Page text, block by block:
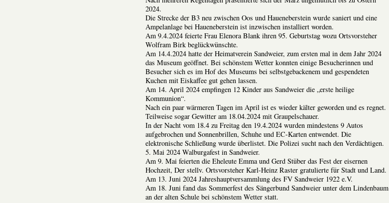
2024.
Die Strecke der B3 neu zwischen Oos und Haueneberstein wurde saniert und eine
Ampelanlage bei Haueneberstein ist inzwischen installiert worden.
Am 9.4.2024 feierte Frau Elenora Blank ihren 95. Geburtstag wozu Ortsvorsteher
Wolfram Birk beglückwünschte.
Am 14.4.2024 hatte der Heimatverein Sandweier, zum ersten mal in dem Jahr 2024
das Museum geöffnet. Bei schönstem Wetter konnten einige Besucherinnen und
Besucher sich es im Hof des Museums bei selbstgebackenem und gespendeten
Kuchen mit Eiskaffee gut gehen lassen.
Am 14. April 2024 empfingen 12 Kinder aus Sandweier die „erste heilige
Kommunion“.
Nach ein paar wärmeren Tagen im April ist es wieder kälter geworden und es regnet.
Teilweise sogar Gewitter am 18.04.2024 mit Graupelschauer.
In der Nacht vom 18.4 zu Freitag den 19.4.2024 wurden mindestens 9 Autos
aufgebrochen und Sonnenbrillen, Schuhe und EC-Karten entwendet. Die
elektronische Schließung wurde überlistet. Die Polizei sucht nach den Verdächtigen.
5. Mai 2024 Walburgafest in Sandweier.
Am 9. Mai feierten die Eheleute Emma und Gerd Stüber das Fest der eisernen
Hochzeit, Der stellv. Ortsvorsteher Karl-Heinz Raster gratulierte für Stadt und Land.
Am 13. Juni 2024 Jahreshauptversammlung des FV Sandweier 1922 e.V.
Am 18. Juni fand das Sommerfest des Sängerbund Sandweier unter dem Lindenbaum
an der alten Schule bei schönstem Wetter statt.